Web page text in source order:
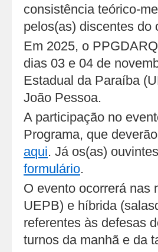
consistência teórico-
pelos(as) discentes do
Em 2025, o
dias 03 e 04 de
Estadual da Paraíba
João Pessoa.
A participação no
Programa, que
aqui. Já os(as)
formulário.
O evento ocorrerá nas
UEPB) e híbrida
referentes às defesas
turnos da manhã e da